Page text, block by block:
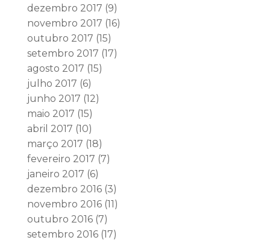
dezembro 2017 (9)
novembro 2017 (16)
outubro 2017 (15)
setembro 2017 (17)
agosto 2017 (15)
julho 2017 (6)
junho 2017 (12)
maio 2017 (15)
abril 2017 (10)
março 2017 (18)
fevereiro 2017 (7)
janeiro 2017 (6)
dezembro 2016(3)
novembro 2016(11)
outubro 2016(7)
setembro 2016(17)